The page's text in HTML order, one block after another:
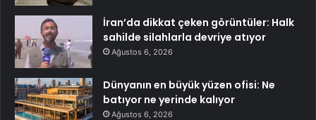
İran’da dikkat çeken görüntüler: Halk
sahilde silahlarla devriye atıyor
Ağustos 6, 2026
Dünyanın en büyük yüzen ofisi: Ne
batıyor ne yerinde kalıyor
Ağustos 6, 2026